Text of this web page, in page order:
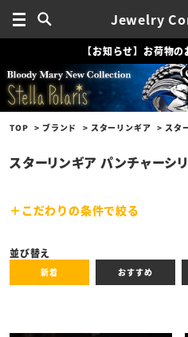
Jewelry
【お知らせ】お荷物
TOP ブランド スターリンギア スタ
スターリンギア パンチャーシ
こだわりの条件で絞る
並び替え
新着 おすすめ